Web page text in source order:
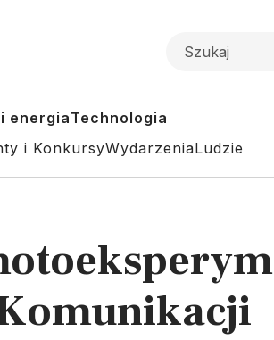
energiaTechnologia
i KonkursyWydarzeniaLudzie